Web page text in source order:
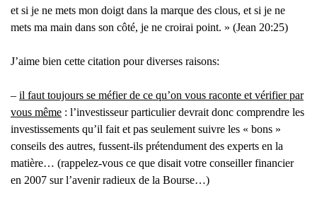
et si je ne mets mon doigt dans la marque des clous, et si je ne
mets ma main dans son côté, je ne croirai point. » (Jean 20:25)
J’aime bien cette citation pour diverses raisons:
– il faut toujours se méfier de ce qu’on vous raconte et vérifier par
vous même : l’investisseur particulier devrait donc comprendre les
investissements qu’il fait et pas seulement suivre les « bons »
conseils des autres, fussent-ils prétendument des experts en la
matière… (rappelez-vous ce que disait votre conseiller financier
en 2007 sur l’avenir radieux de la Bourse…)